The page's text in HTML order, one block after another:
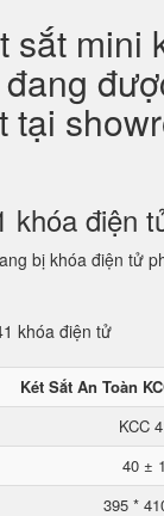
sắt mini
tại
khóa điện
bị khóa điện tử
Két Sắt An Toàn
KCC
40 ±
395 *